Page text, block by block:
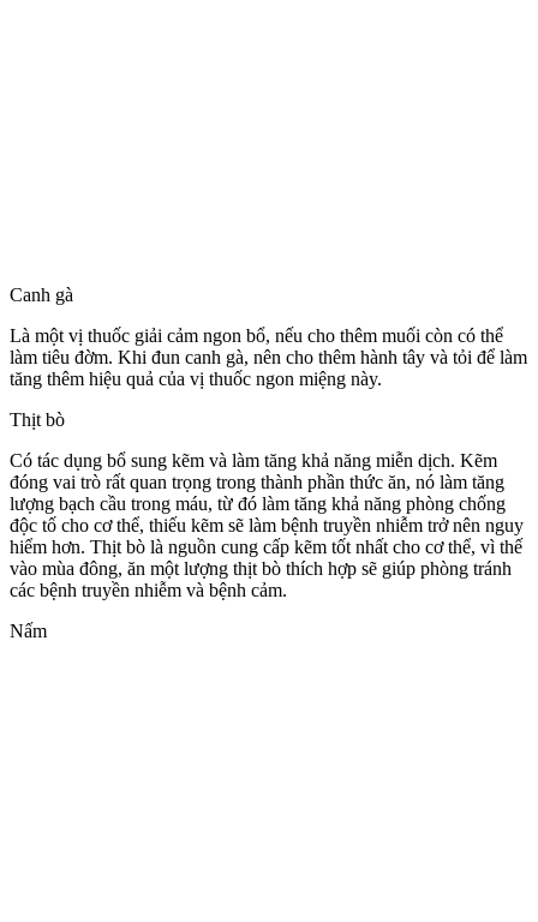
Canh gà
Là một vị thuốc giải cảm ngon bổ, nếu cho thêm muối còn có thể
làm tiêu đờm. Khi đun canh gà, nên cho thêm hành tây và tỏi để làm
tăng thêm hiệu quả của vị thuốc ngon miệng này.
Thịt bò
Có tác dụng bổ sung kẽm và làm tăng khả năng miễn dịch. Kẽm
đóng vai trò rất quan trọng trong thành phần thức ăn, nó làm tăng
lượng bạch cầu trong máu, từ đó làm tăng khả năng phòng chống
độc tố cho c‌ơ th‌ể, thiếu kẽm sẽ làm bệnh truyền nhiễm trở nên nguy
hiểm hơn. Thịt bò là nguồn cung cấp kẽm tốt nhất cho c‌ơ th‌ể, vì thế
vào mùa đông, ăn một lượng thịt bò thích hợp sẽ giúp phòng tránh
các bệnh truyền nhiễm và bệnh cảm.
Nấm